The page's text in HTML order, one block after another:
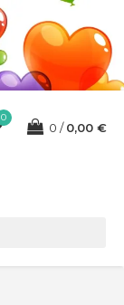
0
0 0,00 €